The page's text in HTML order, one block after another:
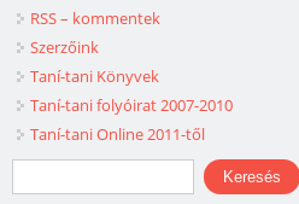
RSS – kommentek
Szerzőink
Taní-tani Könyvek
Taní-tani folyóirat 2007-2010
Taní-tani Online 2011-től
Keresés űrlap
Keresés